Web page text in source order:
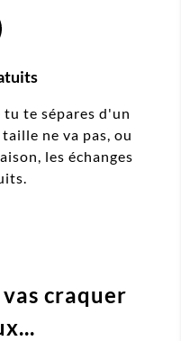
tu te sépares d'un
ne va pas, ou
les échanges
craquer